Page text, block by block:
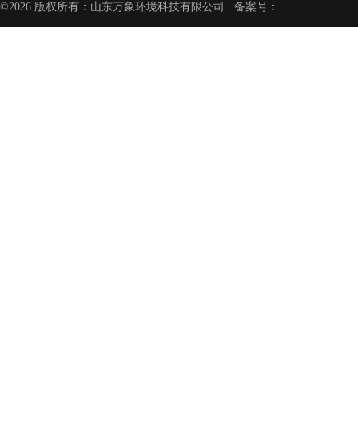
©2026 版权所有：山东万象环境科技有限公司 备案号：